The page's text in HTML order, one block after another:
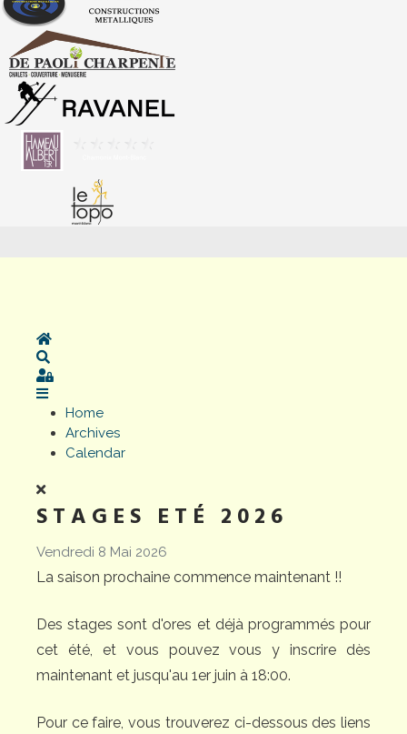
Home
Sign In
Home
Archives
Calendar
STAGES ETÉ 2026
Vendredi 8 Mai 2026
La saison prochaine commence maintenant !!
Des stages sont d'ores et déjà programmés pour
cet été, et vous pouvez vous y inscrire dès
maintenant et jusqu'au 1er juin à 18:00.
Pour ce faire, vous trouverez ci-dessous des liens